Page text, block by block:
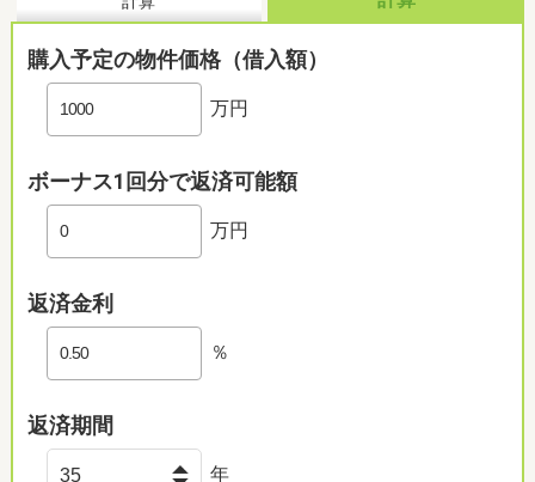
購入予定の物件価格（借入額）
万円
ボーナス1回分で返済可能額
万円
返済金利
％
返済期間
年